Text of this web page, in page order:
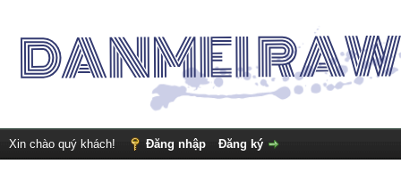
Xin chào quý khách! Đăng nhập Đăng ký